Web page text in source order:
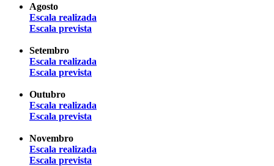
Agosto
Escala realizada
Escala prevista
Setembro
Escala realizada
Escala prevista
Outubro
Escala realizada
Escala prevista
Novembro
Escala realizada
Escala prevista